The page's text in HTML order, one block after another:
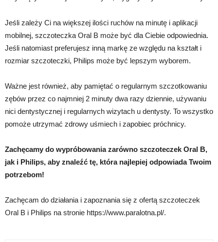
Jeśli zależy Ci na większej ilości ruchów na minutę i aplikacji
mobilnej, szczoteczka Oral B może być dla Ciebie odpowiednia.
Jeśli natomiast preferujesz inną markę ze względu na kształt i
rozmiar szczoteczki, Philips może być lepszym wyborem.
Ważne jest również, aby pamiętać o regularnym szczotkowaniu
zębów przez co najmniej 2 minuty dwa razy dziennie, używaniu
nici dentystycznej i regularnych wizytach u dentysty. To wszystko
pomoże utrzymać zdrowy uśmiech i zapobiec próchnicy.
Zachęcamy do wypróbowania zarówno szczoteczek Oral B,
jak i Philips, aby znaleźć tę, która najlepiej odpowiada Twoim
potrzebom!
Zachęcam do działania i zapoznania się z ofertą szczoteczek
Oral B i Philips na stronie https://www.paralotna.pl/.